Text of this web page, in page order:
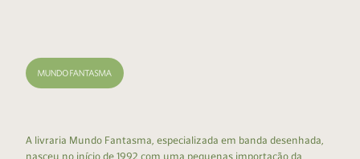
A livraria Mundo Fantasma, especializada em banda desenhada,
nasceu no início de 1992 com uma pequenas importação da